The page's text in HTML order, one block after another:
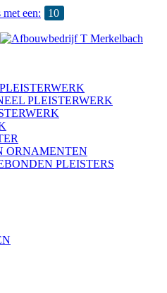
een:
10
PLEISTERWERK
ORNAMENTEN
PLEISTERS